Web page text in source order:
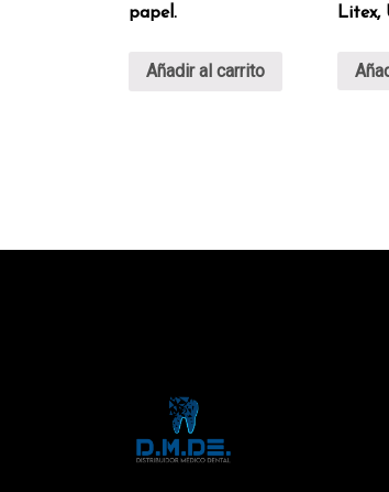
papel.
Añadir al carrito
Litex,